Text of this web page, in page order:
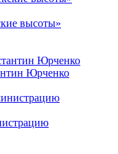
высоты»
Юрченко